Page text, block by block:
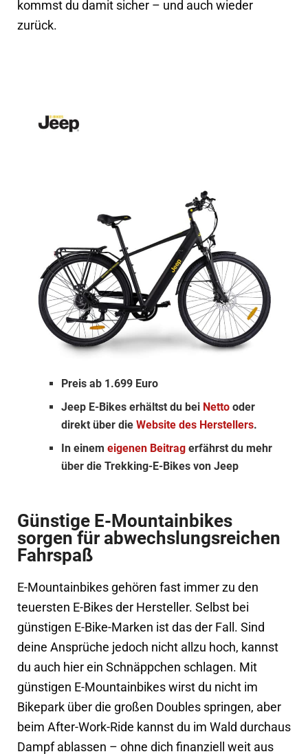
kommst du damit sicher – und auch wieder
zurück.
Preis ab 1.699 Euro
Jeep E-Bikes erhältst du bei Netto oder
direkt über dieWebsite des Herstellers.
In einemeigenen Beitrag erfährst du mehr
über die Trekking-E-Bikes von Jeep
Günstige E-Mountainbikes
sorgen für abwechslungsreichen
Fahrspaß
E-Mountainbikes gehören fast immer zu den
teuersten E-Bikes der Hersteller. Selbst bei
günstigen E-Bike-Marken ist das der Fall. Sind
deine Ansprüche jedoch nicht allzu hoch, kannst
du auch hier ein Schnäppchen schlagen. Mit
günstigen E-Mountainbikes wirst du nicht im
Bikepark über die großen Doubles springen, aber
beim After-Work-Ride kannst du im Wald durchaus
Dampf ablassen – ohne dich finanziell weit aus